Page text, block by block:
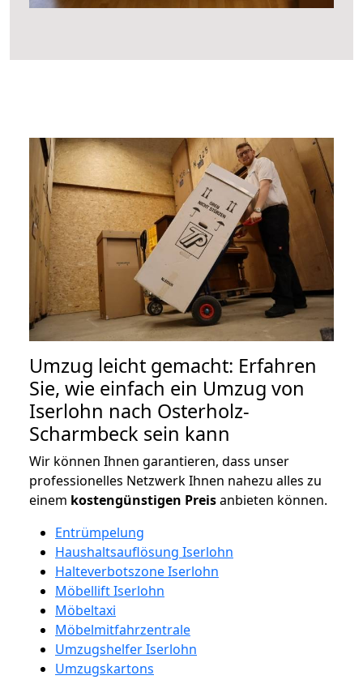
Umzug leicht gemacht: Erfahren
Sie, wie einfach ein Umzug von
Iserlohn nach Osterholz-
Scharmbeck sein kann
Wir können Ihnen garantieren, dass unser
professionelles Netzwerk Ihnen nahezu alles zu
einem kostengünstigen Preisanbieten können.
Entrümpelung
Haushaltsauflösung Iserlohn
Halteverbotszone Iserlohn
Möbellift Iserlohn
Möbeltaxi
Möbelmitfahrzentrale
Umzugshelfer Iserlohn
Umzugskartons